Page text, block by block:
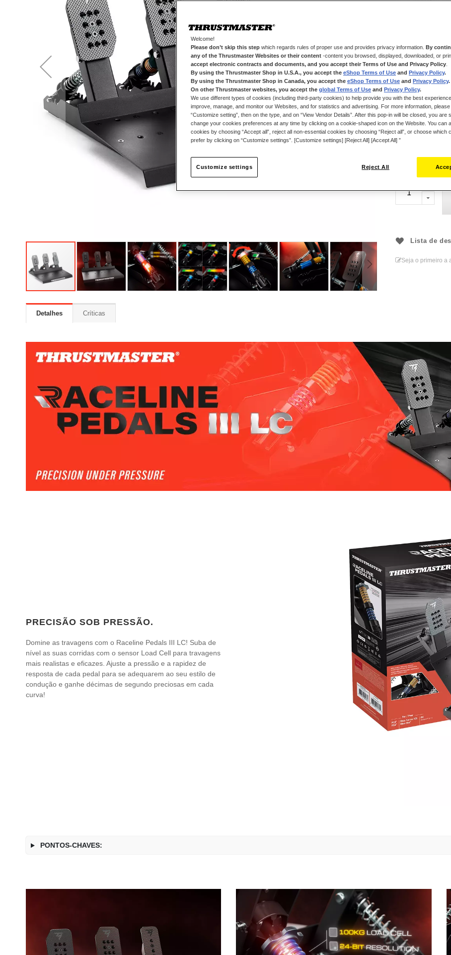
de 100 kg e
grama de
Com 4
através do ecrã
Panel no PC,
sensibilidade
modular 100%
configurações,
Funciona com
de jogos e com
219,99 €
Lista de
Seja o primeiro a
Detalhes
PRECISÃO SOB PRESSÃO.
Domine as travagens com o Raceline Pedals III LC! Suba de
nível as suas corridas com o sensor Load Cell para travagens
mais realistas e eficazes. Ajuste a pressão e a rapidez de
resposta de cada pedal para se adequarem ao seu estilo de
condução e ganhe décimas de segundo preciosas em cada
curva!
PONTOS-CHAVES:
Críticas
Welcome!
Please don’t skip this step which regards rules of proper use and provides privacy information. By
any of the Thrustmaster Websites or their content -content you browsed, displayed, downloaded, or
accept electronic contracts and documents, and you accept their Terms of Use and Privacy Policy
By using the Thrustmaster Shop in U.S.A., you accept the eShop Terms of Use and Privacy Policy.
By using the Thrustmaster Shop in Canada, you accept the eShop Terms of Use and Privacy Policy.
On other Thrustmaster websites, you accept the global Terms of Use and Privacy Policy.
We use different types of cookies (including third-party cookies) to help provide you with the best
improve, manage, and monitor our Websites, and for statistics and advertising. For more information,
“Customize setting”, then on the type, and on “View Vendor Details”. After this pop-in will be closed, you are
change your cookies preferences at any time by clicking on a cookie-shaped icon on the Website. You can
cookies by choosing “Accept all”, reject all non-essential cookies by choosing “Reject all”, or choose which
prefer by clicking on “Customize settings”. [Customize settings] [Reject All] [Accept All] ”
Reject All
Customize settings